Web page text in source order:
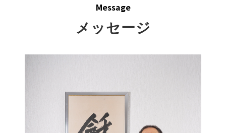
Message
メッセージ